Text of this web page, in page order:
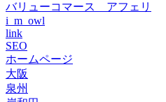
バリューコマース アフェリ
i_m_owl
link
SEO
ホームページ
大阪
泉州